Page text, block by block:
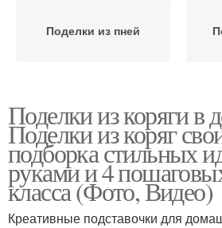
Поделки из пней
Забавные поделки
Поделки из коряги в
Поделки из коряг
подборка стильных
руками и 4
класса (Фото, Видео)
Креативные подставочки для